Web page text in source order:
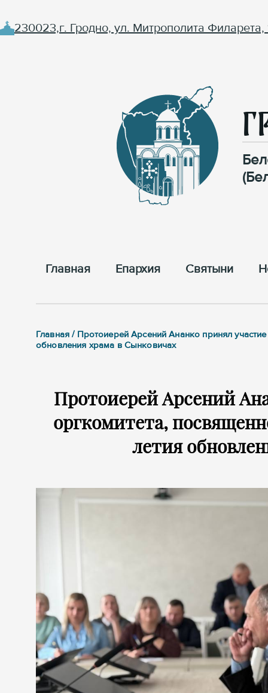
230023,г. Гродно, ул. Митрополита Филарета,
Главная Епархия Cвятыни
Главная / Протоиерей Арсений Ананко принял
обновления храма в Сынковичах
Протоиерей Арсений
оргкомитета,
летия